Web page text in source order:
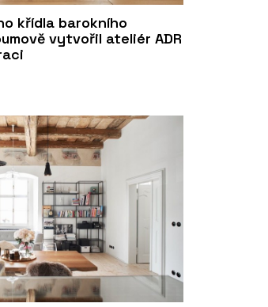
křídla barokního
vytvořil ateliér ADR